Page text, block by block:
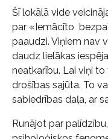
Šī lokālā vide
par «Iemācīto
paaudzi. Viņiem nav
daudz lielākas
neatkarību. Lai viņi
drošības sajūta. To
sabiedrības daļa, ar
Runājot par